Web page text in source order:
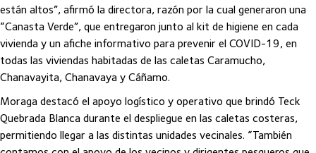
están altos”, afirmó la directora, razón por la cual generaron una
“Canasta Verde”, que entregaron junto al kit de higiene en cada
vivienda y un afiche informativo para prevenir el COVID-19, en
todas las viviendas habitadas de las caletas Caramucho,
Chanavayita, Chanavaya y Cáñamo.
Moraga destacó el apoyo logístico y operativo que brindó Teck
Quebrada Blanca durante el despliegue en las caletas costeras,
permitiendo llegar a las distintas unidades vecinales. “También